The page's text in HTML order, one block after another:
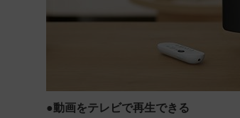
●動画をテレビで再生できる